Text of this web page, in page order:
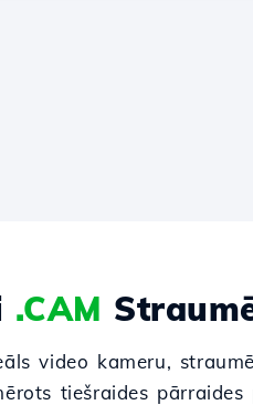
.CAM
video kameru,
tiešraides